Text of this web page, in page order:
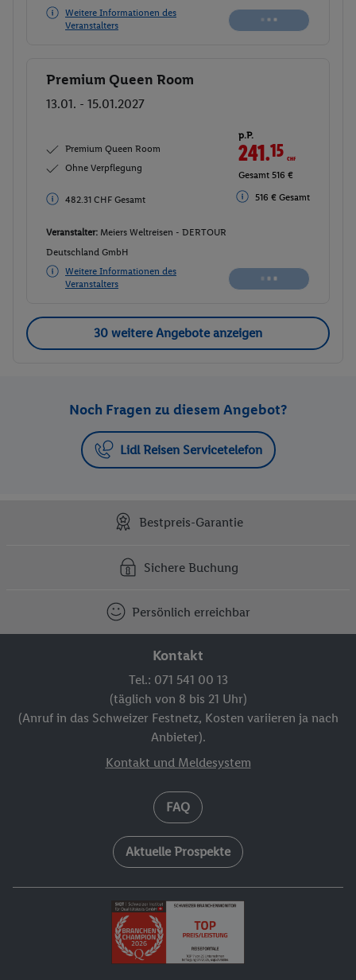
Weitere Informationen des
Veranstalters
Buchen
Premium Queen Room
13.01. - 15.01.2027
Premium Queen Room
Ohne Verpflegung
482.31 CHF Gesamt
p.P.
241.15CHF
Gesamt 516 €
516 € Gesamt
Veranstalter: Meiers Weltreisen - DERTOUR
Deutschland GmbH
Weitere Informationen des
Veranstalters
30 weitere Angebote anzeigen
Noch Fragen zu diesem Angebot?
Lidl Reisen Servicetelefon
Bestpreis-Garantie
Sichere Buchung
Persönlich erreichbar
Kontakt
Tel.: 071 541 00 13
(täglich von 8 bis 21 Uhr)
(Anruf in das Schweizer Festnetz, Kosten variieren ja nach
Anbieter).
Kontakt und Meldesystem
FAQ
Aktuelle Prospekte